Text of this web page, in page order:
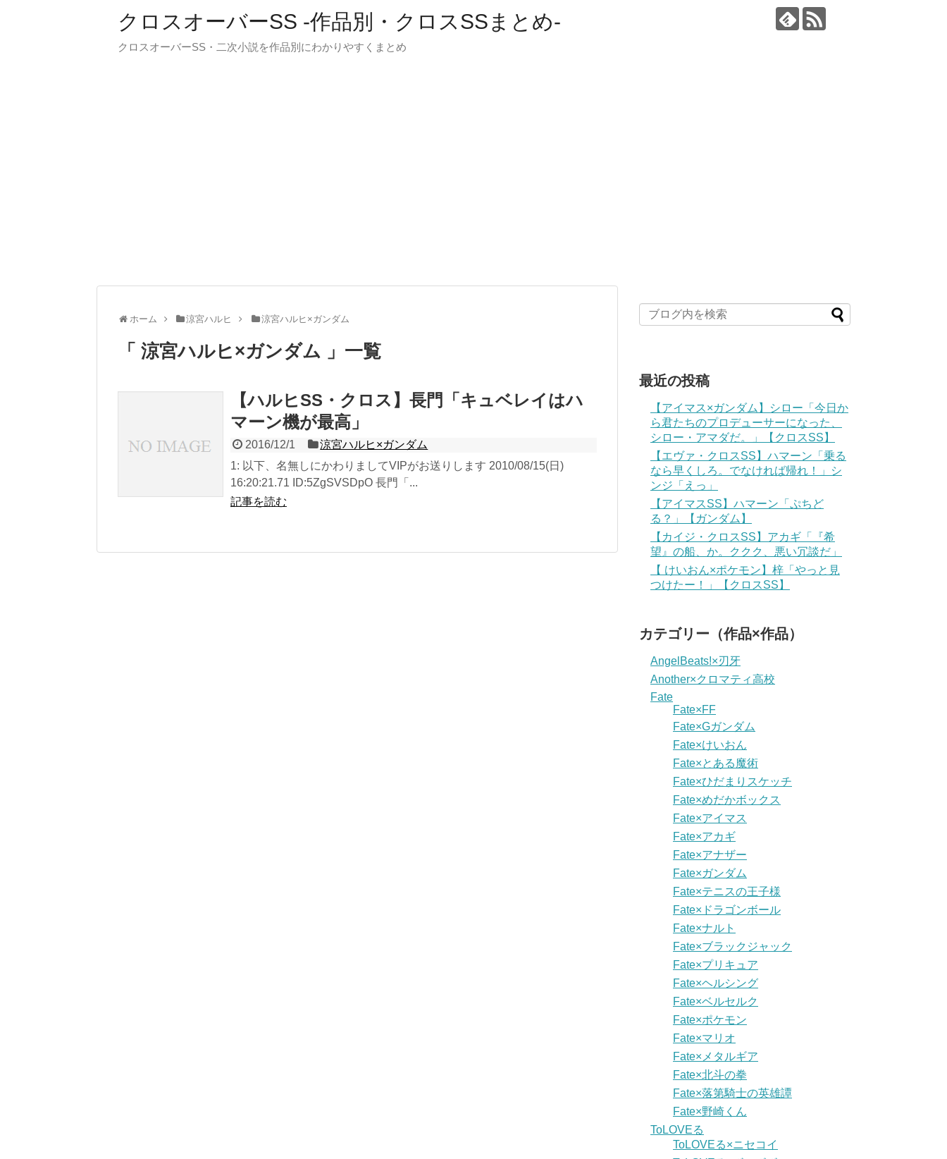
クロスオーバーSS -作品別・クロスSSまとめ-
クロスオーバーSS・二次小説を作品別にわかりやすくまとめ
ホーム 涼宮ハルヒ 涼宮ハルヒ×ガンダム
「 涼宮ハルヒ×ガンダム 」一覧
【ハルヒSS・クロス】長門「キュベレイはハ
マーン機が最高」
2016/12/1
涼宮ハルヒ×ガンダム
1: 以下、名無しにかわりましてVIPがお送りします 2010/08/15(日)
16:20:21.71 ID:5ZgSVSDpO 長門「...
記事を読む
最近の投稿
【アイマス×ガンダム】シロー「今日か
ら君たちのプロデューサーになった、
シロー・アマダだ。」【クロスSS】
【エヴァ・クロスSS】ハマーン「乗る
なら早くしろ。でなければ帰れ！」シ
ンジ「えっ」
【アイマスSS】ハマーン「ぷちど
る？」【ガンダム】
【カイジ・クロスSS】アカギ「『希
望』の船、か。ククク、悪い冗談だ」
【 けいおん×ポケモン】梓「やっと見
つけたー！」【クロスSS】
カテゴリー（作品×作品）
AngelBeats!×刃牙
Another×クロマティ高校
Fate
Fate×FF
Fate×Gガンダム
Fate×けいおん
Fate×とある魔術
Fate×ひだまりスケッチ
Fate×めだかボックス
Fate×アイマス
Fate×アカギ
Fate×アナザー
Fate×ガンダム
Fate×テニスの王子様
Fate×ドラゴンボール
Fate×ナルト
Fate×ブラックジャック
Fate×プリキュア
Fate×ヘルシング
Fate×ベルセルク
Fate×ポケモン
Fate×マリオ
Fate×メタルギア
Fate×北斗の拳
Fate×落第騎士の英雄譚
Fate×野崎くん
ToLOVEる
ToLOVEる×ニセコイ